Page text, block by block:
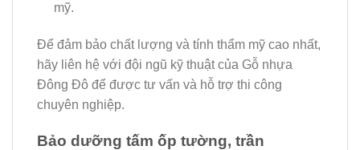
mỹ.
Để đảm bảo chất lượng và tính thẩm mỹ cao nhất,
hãy liên hệ với đội ngũ kỹ thuật của Gỗ nhựa
Đông Đô để được tư vấn và hỗ trợ thi công
chuyên nghiệp.
Bảo dưỡng tấm ốp tường, trần